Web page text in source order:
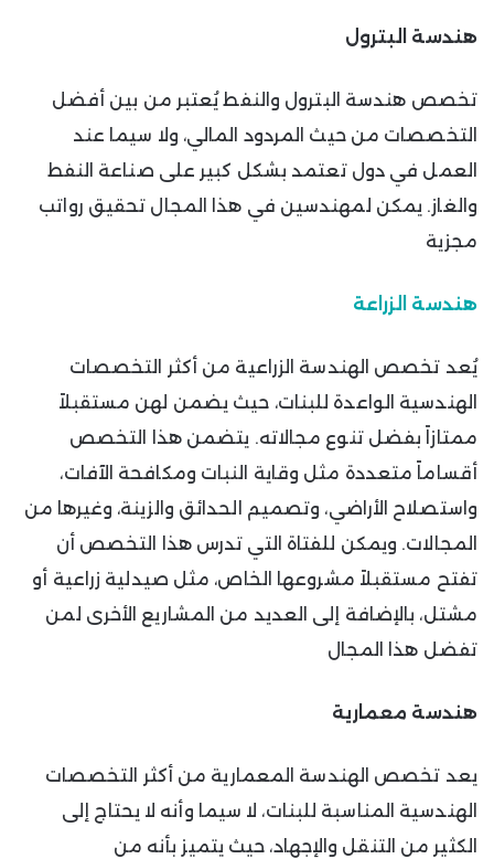
هندسة البترول
تخصص هندسة البترول والنفط يُعتبر من بين أفضل
التخصصات من حيث المردود المالي، ولا سيما عند
العمل في دول تعتمد بشكل كبير على صناعة النفط
والغاز. يمكن لمهندسين في هذا المجال تحقيق رواتب
مجزية
هندسة الزراعة
يُعد تخصص الهندسة الزراعية من أكثر التخصصات
الهندسية الواعدة للبنات، حيث يضمن لهن مستقبلاً
ممتازاً بفضل تنوع مجالاته. يتضمن هذا التخصص
أقساماً متعددة مثل وقاية النبات ومكافحة الآفات،
واستصلاح الأراضي، وتصميم الحدائق والزينة، وغيرها من
المجالات. ويمكن للفتاة التي تدرس هذا التخصص أن
تفتح مستقبلاً مشروعها الخاص، مثل صيدلية زراعية أو
مشتل، بالإضافة إلى العديد من المشاريع الأخرى لمن
تفضل هذا المجال
هندسة معمارية
يعد تخصص الهندسة المعمارية من أكثر التخصصات
الهندسية المناسبة للبنات، لا سيما وأنه لا يحتاج إلى
الكثير من التنقل والإجهاد، حيث يتميز بأنه من